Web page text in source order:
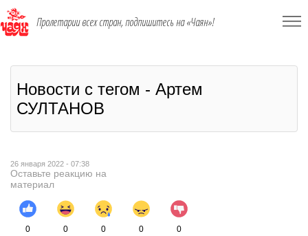
Пролетарии всех стран, подпишитесь на «Чаян»!
Новости с тегом - Артем
СУЛТАНОВ
26 января 2022 - 07:38
Оставьте реакцию на
материал
0 0 0 0 0